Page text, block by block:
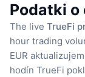
Podatki o
The live TrueFi
hour trading
EUR
hodín TrueFi